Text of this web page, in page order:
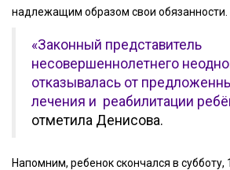
надлежащим образом свои обязанности.
«Законный представитель
несовершеннолетнего
отказывалась от
лечения и реабилитации
отметила Денисова.
Напомним, ребенок скончался в субботу,